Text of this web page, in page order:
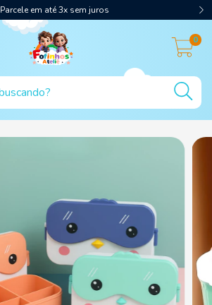
Parcele em até 3x sem juros
0